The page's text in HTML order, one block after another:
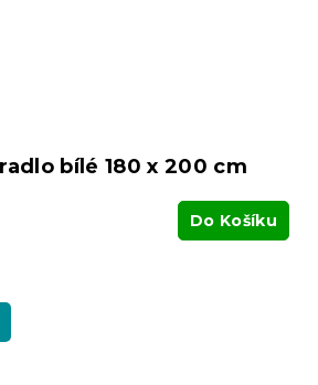
bílé 180 x 200 cm
Do Košíku